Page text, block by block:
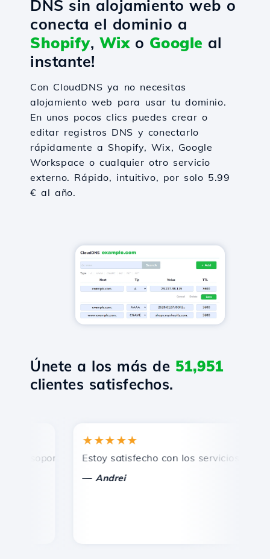
DNS sin alojamiento web o
conecta el dominio a
Shopify, Wixo Google al
instante!
Con CloudDNS ya no necesitas
alojamiento web para usar tu dominio.
En unos pocos clics puedes crear o
editar registros DNS y conectarlo
rápidamente a Shopify, Wix, Google
Workspace o cualquier otro servicio
externo. Rápido, intuitivo, por solo 5.99
€ al año.
Únete a los más de 51,951
clientes satisfechos.
soporte técnico rápido y eficiente.
★★★★★
Estoy satisfecho con los servicios
Andrei